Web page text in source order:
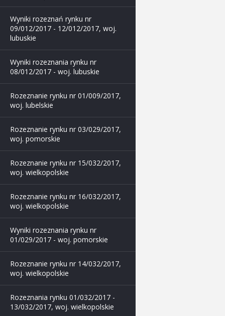
Wyniki rozeznań rynku nr
09/012/2017 - 12/012/2017, woj.
lubuskie
Wyniki rozeznania rynku nr
08/012/2017 - woj. lubuskie
Rozeznanie rynku nr 01/009/2017,
woj. lubelskie
Rozeznanie rynku nr 03/029/2017,
woj. pomorskie
Rozeznanie rynku nr 15/032/2017,
woj. wielkopolskie
Rozeznanie rynku nr 16/032/2017,
woj. wielkopolskie
Wyniki rozeznania rynku nr
01/029/2017 - woj. pomorskie
Rozeznanie rynku nr 14/032/2017,
woj. wielkopolskie
Rozeznania rynku 01/032/2017 -
13/032/2017, woj. wielkopolskie